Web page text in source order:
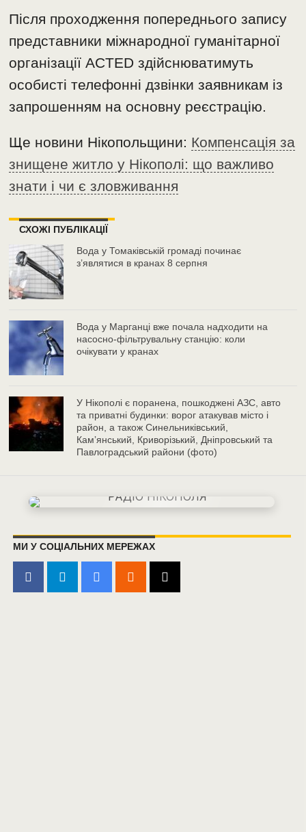
Після проходження попереднього запису
представники міжнародної гуманітарної
організації ACTED здійснюватимуть
особисті телефонні дзвінки заявникам із
запрошенням на основну реєстрацію.
Ще новини Нікопольщини: Компенсація за
знищене житло у Нікополі: що важливо
знати і чи є зловживання
СХОЖІ ПУБЛІКАЦІЇ
Вода у Томаківській громаді починає
з’являтися в кранах 8 серпня
Вода у Марганці вже почала надходити на
насосно-фільтрувальну станцію: коли
очікувати у кранах
У Нікополі є поранена, пошкоджені АЗС, авто
та приватні будинки: ворог атакував місто і
район, а також Синельниківський,
Камʼянський, Криворізький, Дніпровський та
Павлоградський райони (фото)
МИ У СОЦІАЛЬНИХ МЕРЕЖАХ